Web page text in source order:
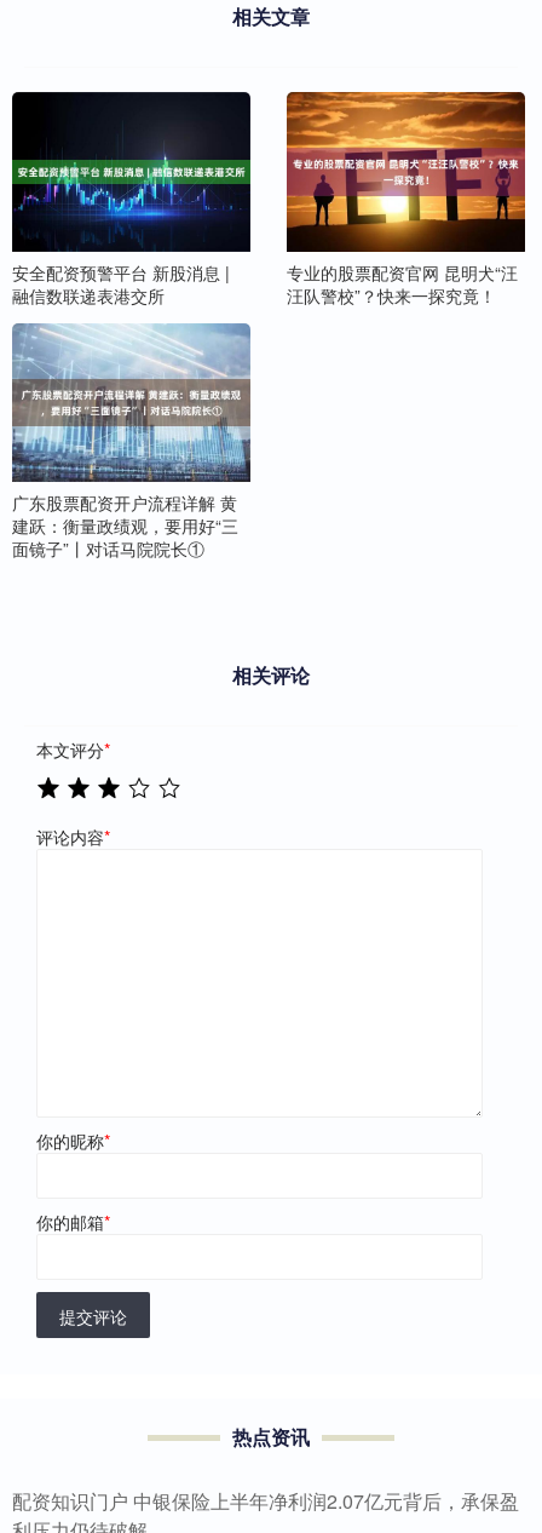
相关文章
安全配资预警平台 新股消息 |
融信数联递表港交所
专业的股票配资官网 昆明犬“汪
汪队警校”？快来一探究竟！
广东股票配资开户流程详解 黄
建跃：衡量政绩观，要用好“三
面镜子”丨对话马院院长①
相关评论
本文评分*
评论内容*
你的昵称*
你的邮箱*
提交评论
热点资讯
配资知识门户 中银保险上半年净利润2.07亿元背后，承保盈